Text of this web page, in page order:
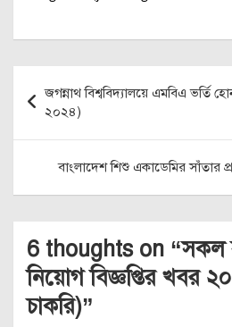
navigation
জগন্নাথ বিশ্ববিদ্যালয়ে এমবিএ ভর্তি
২০২৪)
বাংলাদেশ শিশু একাডেমির সাঁতার
6 thoughts on “সকল
নিয়োগ বিজ্ঞপ্তির খবর
চাকরি)”